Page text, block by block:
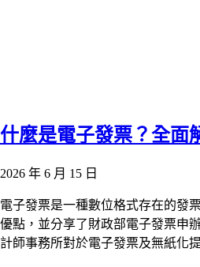
什麼是電子發票？全面
2026 年 6 月 15 日
電子發票是一種數位格式存在的發
優點，並分享了財政部電子發票申
計師事務所對於電子發票及無紙化